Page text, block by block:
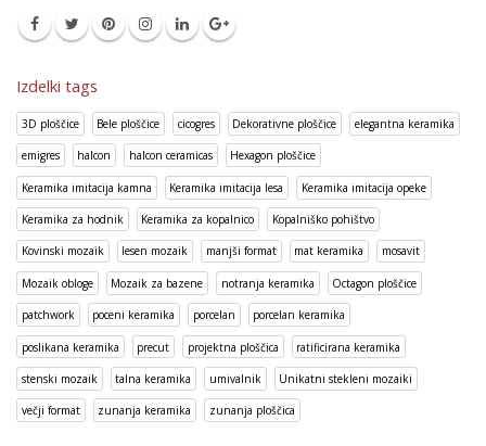
Izdelki tags
3D ploščice Bele ploščice cicogres Dekorativne ploščice elegantna keramika
emigres halcon halcon ceramicas Hexagon ploščice
Keramika imitacija kamna Keramika imitacija lesa Keramika imitacija opeke
Keramika za hodnik Keramika za kopalnico Kopalniško pohištvo
Kovinski mozaik lesen mozaik manjši format mat keramika mosavit
Mozaik obloge Mozaik za bazene notranja keramika Octagon ploščice
patchwork poceni keramika porcelan porcelan keramika
poslikana keramika precut projektna ploščica ratificirana keramika
stenski mozaik talna keramika umivalnik Unikatni stekleni mozaiki
večji format zunanja keramika zunanja ploščica